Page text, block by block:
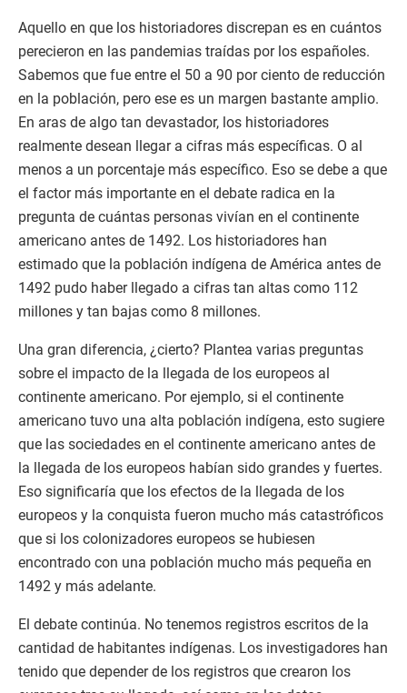
Aquello en que los historiadores discrepan es en cuántos
perecieron en las pandemias traídas por los españoles.
Sabemos que fue entre el 50 a 90 por ciento de reducción
en la población, pero ese es un margen bastante amplio.
En aras de algo tan devastador, los historiadores
realmente desean llegar a cifras más específicas. O al
menos a un porcentaje más específico. Eso se debe a que
el factor más importante en el debate radica en la
pregunta de cuántas personas vivían en el continente
americano antes de 1492. Los historiadores han
estimado que la población indígena de América antes de
1492 pudo haber llegado a cifras tan altas como 112
millones y tan bajas como 8 millones.
Una gran diferencia, ¿cierto? Plantea varias preguntas
sobre el impacto de la llegada de los europeos al
continente americano. Por ejemplo, si el continente
americano tuvo una alta población indígena, esto sugiere
que las sociedades en el continente americano antes de
la llegada de los europeos habían sido grandes y fuertes.
Eso significaría que los efectos de la llegada de los
europeos y la conquista fueron mucho más catastróficos
que si los colonizadores europeos se hubiesen
encontrado con una población mucho más pequeña en
1492 y más adelante.
El debate continúa. No tenemos registros escritos de la
cantidad de habitantes indígenas. Los investigadores han
tenido que depender de los registros que crearon los